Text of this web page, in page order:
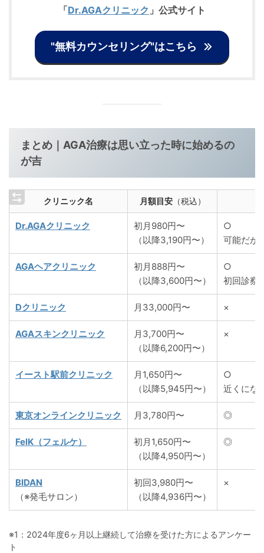
「Dr.AGAクリニック 」公式サイト
"無料カウンセリング"はこちら
まとめ｜AGA治療は思い立った時に始めるの
が吉
クリニック名 月額目安（税込）
Dr.AGAクリニック
初月980円〜
（以降3,190円〜）
○
可能だが
AGAヘアクリニック
初月888円〜
（以降3,600円〜）
○
初回診察
Dクリニック 月33,000円〜 ×
AGAスキンクリニック
月3,700円〜
（以降6,200円〜）
×
イースト駅前クリニック
月1,650円〜
（以降5,945円〜）
○
近くにな
東京オンラインクリニック 月3,780円〜 ◎
FelK（フェルケ）
初月1,650円〜
（以降4,950円〜）
◎
BIDAN
（※発毛サロン）
初回3,980円〜
（以降4,936円〜）
×
※1：2024年度6ヶ月以上継続して治療を受けた方によるアンケー
ト